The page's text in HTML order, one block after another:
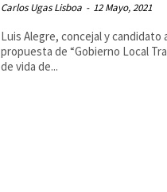
Carlos Ugas Lisboa - 12 Mayo, 2021
Luis Alegre, concejal y candidato
propuesta de “Gobierno Local
de vida de...